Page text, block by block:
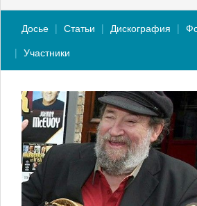
Досье Статьи Дискография
Участники